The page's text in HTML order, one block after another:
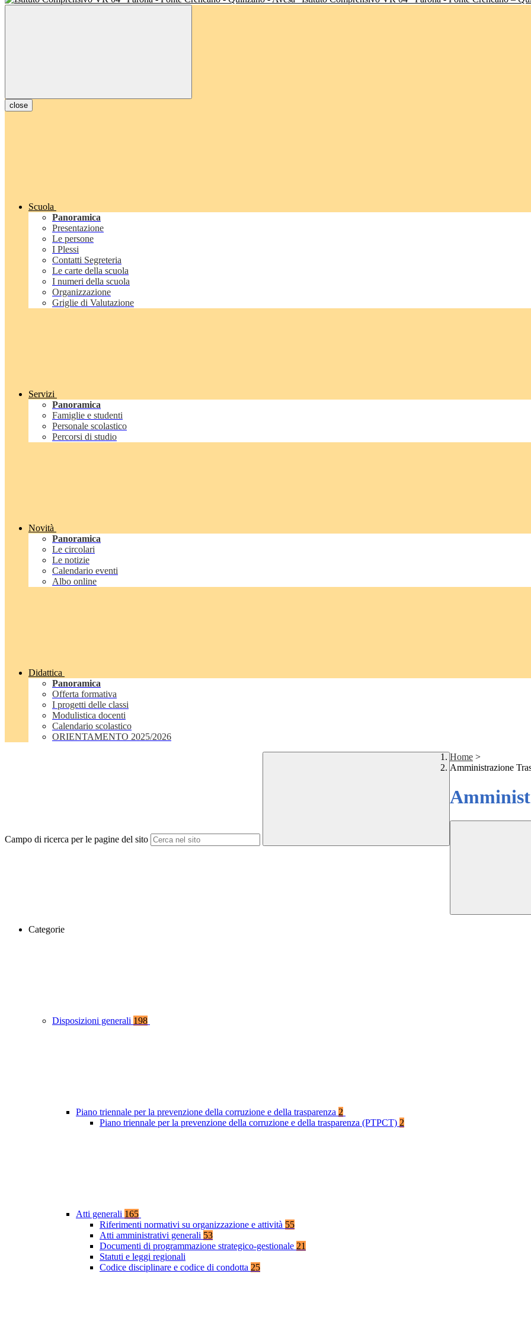
close
Scuola
Panoramica
Presentazione
Le persone
I Plessi
Contatti Segreteria
Le carte della scuola
I numeri della scuola
Organizzazione
Griglie di Valutazione
Servizi
Panoramica
Famiglie e studenti
Personale scolastico
Percorsi di studio
Novità
Panoramica
Le circolari
Le notizie
Calendario eventi
Albo online
Didattica
Panoramica
Offerta formativa
I progetti delle classi
Modulistica docenti
Calendario scolastico
ORIENTAMENTO 2025/2026
Campo di ricerca per le pagine del sito
Home >
Amministrazione
Categorie
Disposizioni generali 198
Piano triennale per la prevenzione della corruzione e della trasparenza 2
Piano triennale per la prevenzione della corruzione e della trasparenza (PTPCT) 2
Atti generali 165
Riferimenti normativi su organizzazione e attività 55
Atti amministrativi generali 53
Documenti di programmazione strategico-gestionale 21
Statuti e leggi regionali
Codice disciplinare e codice di condotta 25